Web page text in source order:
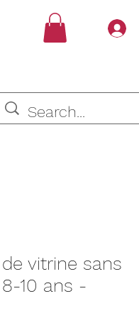
vitrine sans
10 ans -